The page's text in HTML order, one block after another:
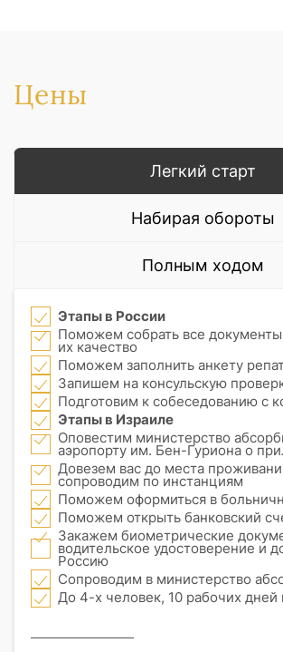
Цены
Легкий старт
Набирая обороты
Полным ходом
Этапы в России
Поможем собрать все
их качество
Поможем заполнить анкету
Запишем на консульскую
Подготовим к собеседованию с
Этапы в Израиле
Оповестим министерство
аэропорту им. Бен-Гуриона о
Довезем вас до места
сопроводим по инстанциям
Поможем оформиться в
Поможем открыть банковский
Закажем биометрические
водительское удостоверение и
Россию
Сопроводим в министерство
До 4-х человек, 10 рабочих дней